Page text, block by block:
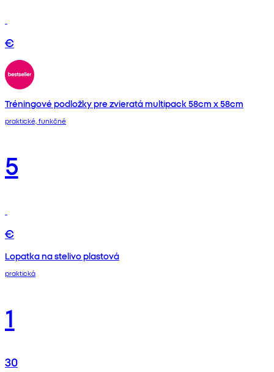
€
Tréningové podložky pre zvieratá multipack 58cm x 58cm
praktické, funkčné
5
€
Lopatka na stelivo plastová
praktická
1
30